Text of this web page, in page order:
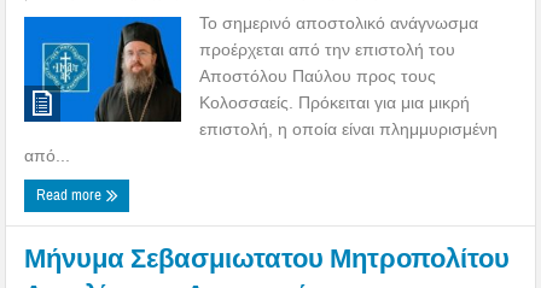
Το σημερινό αποστολικό ανάγνωσμα
προέρχεται από την επιστολή του
Αποστόλου Παύλου προς τους
Κολοσσαείς. Πρόκειται για μια μικρή
επιστολή, η οποία είναι πλημμυρισμένη
από...
Read more
Μήνυμα Σεβασμιωτατου Μητροπολίτου